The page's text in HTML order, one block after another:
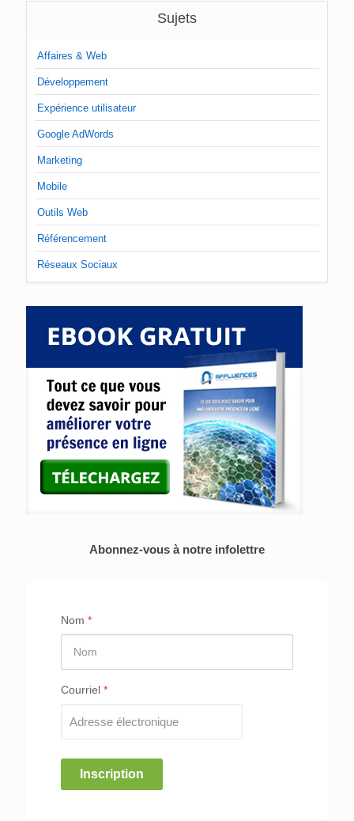
Sujets
Affaires & Web
Développement
Expérience utilisateur
Google AdWords
Marketing
Mobile
Outils Web
Référencement
Réseaux Sociaux
Abonnez-vous à notre infolettre
Nom *
Courriel *
Inscription